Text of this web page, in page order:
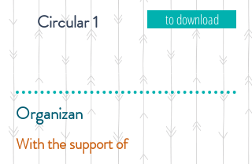
Circular 1 to download
Organizan
With the support of